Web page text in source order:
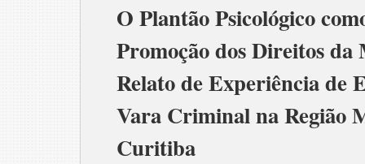
O Plantão Psicológico
Promoção dos Direitos
Relato de Experiência de
Vara Criminal na Região
Curitiba